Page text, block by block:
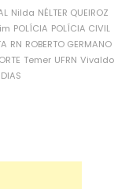
Nilda NÉLTER QUEIROZ
POLÍCIA POLÍCIA CIVIL
RN ROBERTO GERMANO
Temer UFRN Vivaldo